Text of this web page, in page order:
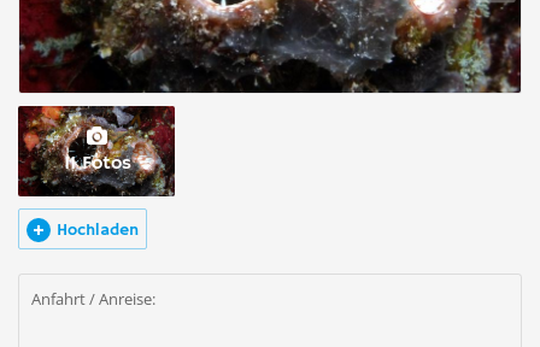
11 Fotos
Hochladen
Anfahrt / Anreise: